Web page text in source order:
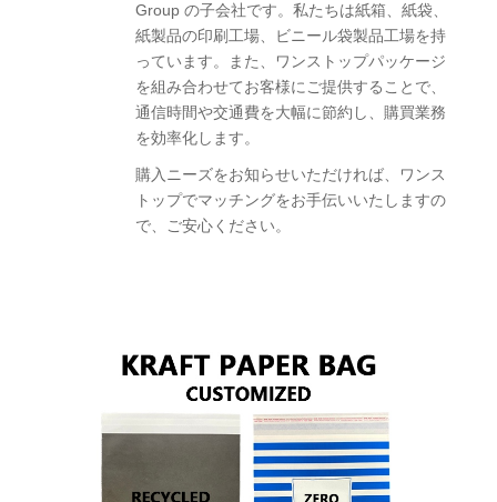
Group の子会社です。私たちは紙箱、紙袋、
紙製品の印刷工場、ビニール袋製品工場を持
っています。また、ワンストップパッケージ
を組み合わせてお客様にご提供することで、
通信時間や交通費を大幅に節約し、購買業務
を効率化します。
購入ニーズをお知らせいただければ、ワンス
トップでマッチングをお手伝いいたしますの
で、ご安心ください。